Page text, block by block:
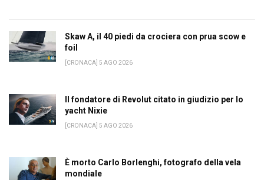
Skaw A, il 40 piedi da crociera con prua scow e
foil
[CRONACA] 5 AGO 2026
Il fondatore di Revolut citato in giudizio per lo
yacht Nixie
[CRONACA] 5 AGO 2026
È morto Carlo Borlenghi, fotografo della vela
mondiale